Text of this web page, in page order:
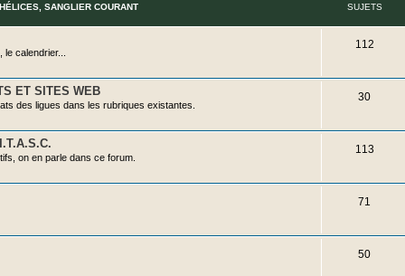
SANGLIER COURANT SUJETS
calendrier...
112S
ET SITES WEB
des ligues dans les rubriques existantes.
30S
j
on en parle dans ce forum.
113S
71
50S